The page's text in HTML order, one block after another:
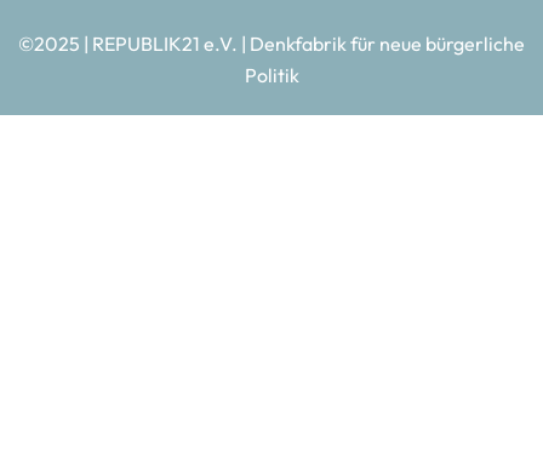
©2025 | REPUBLIK21 e.V. | Denkfabrik für neue bürgerliche
Politik